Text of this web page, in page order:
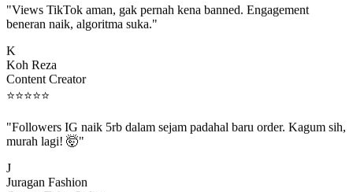
beneran naik, algoritma suka."
Koh Reza
Content Creator
⭐⭐⭐⭐⭐
murah lagi! 🤯"
Juragan Fashion
Owner Toko Online